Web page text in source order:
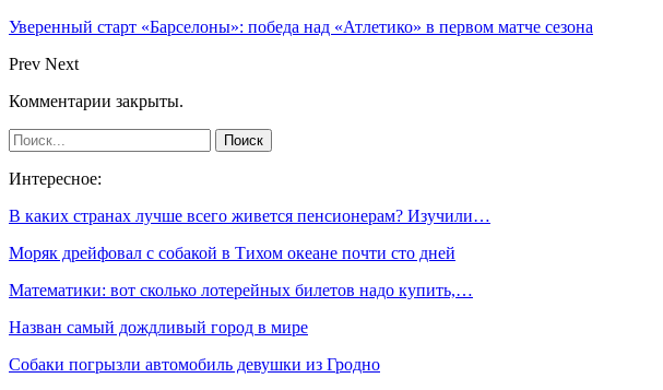
Уверенный старт «Барселоны»: победа над «Атлетико» в первом матче сезона
Prev Next
Комментарии закрыты.
Интересное:
В каких странах лучше всего живется пенсионерам? Изучили…
Моряк дрейфовал с собакой в Тихом океане почти сто дней
Математики: вот сколько лотерейных билетов надо купить,…
Назван самый дождливый город в мире
Собаки погрызли автомобиль девушки из Гродно